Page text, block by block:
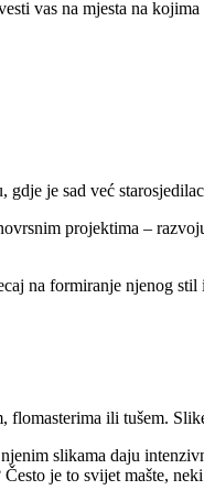
vas na mjesta na
je sad već
projektima –
na formiranje njenog
flomasterima ili tušem.
slikama daju
je to svijet mašte,